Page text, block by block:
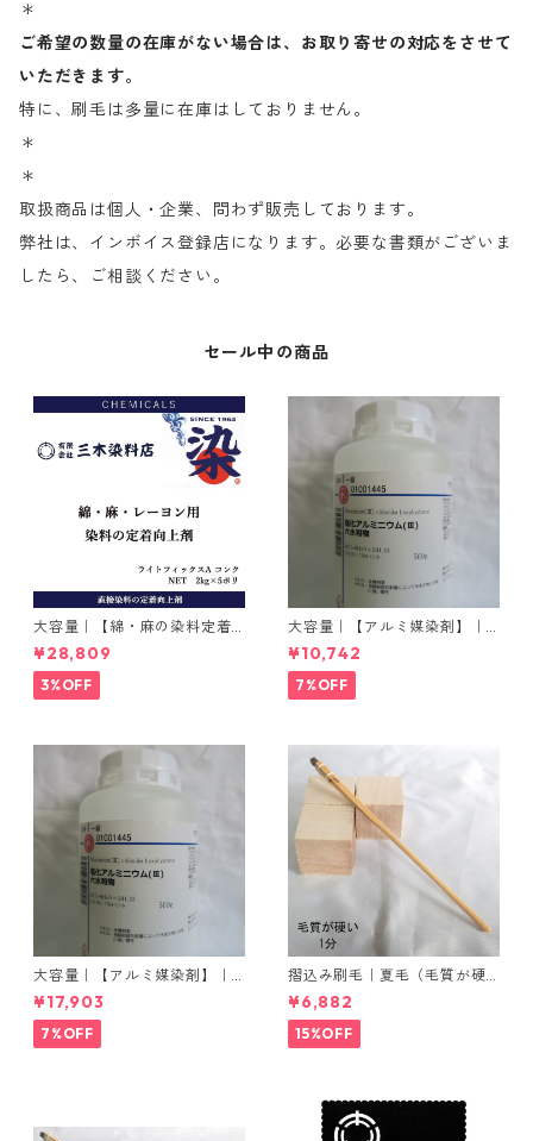
＊
ご希望の数量の在庫がない場合は、お取り寄せの対応をさせて
いただきます。
特に、刷毛は多量に在庫はしておりません。
＊
＊
取扱商品は個人・企業、問わず販売しております。
弊社は、インボイス登録店になります。必要な書類がございま
したら、ご相談ください。
セール中の商品
大容量｜【綿・麻の染料定着
向上剤】｜2kg×5本｜ライト
フィックスAコンク
¥28,809
3%OFF
大容量｜【アルミ媒染剤】｜5
00g−3本入り｜塩化アルミニ
ウム
¥10,742
7%OFF
大容量｜【アルミ媒染剤】｜5
00g−5本入り｜塩化アルミニ
ウム
¥17,903
7%OFF
摺込み刷毛｜夏毛（毛質が硬
い）1分｜16本入り＊1セット
¥6,882
15%OFF